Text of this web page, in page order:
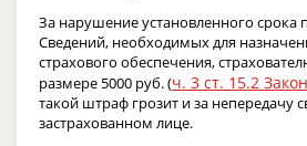
За нарушение установленного срока
Сведений, необходимых для
страхового обеспечения,
размере 5000 руб. (ч. 3 ст. 15.2
такой штраф грозит и за непередачу
застрахованном лице.